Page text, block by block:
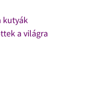
kutyák
a világra